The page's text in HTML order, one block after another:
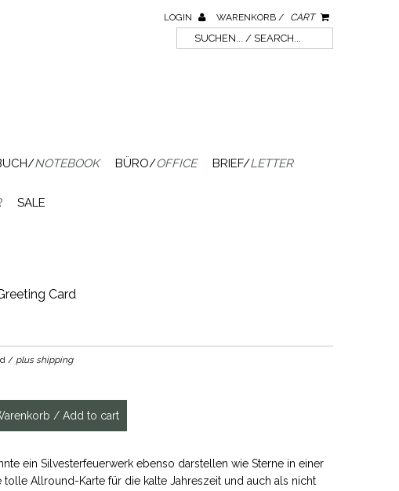
LOGIN WARENKORB / CART
NOTEBOOK BÜRO/OFFICE BRIEF/LETTER
SALE
Card
/ plus shipping
ein Silvesterfeuerwerk ebenso darstellen wie Sterne in einer
tolle Allround-Karte für die kalte Jahreszeit und auch als nicht